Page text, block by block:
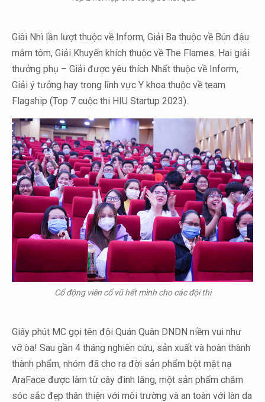
Giài Nhì lần lượt thuộc về Inform, Giải Ba thuộc về Bún đậu
mắm tôm, Giải Khuyến khích thuộc về The Flames. Hai giải
thưởng phụ – Giải được yêu thích Nhất thuộc về Inform,
Giải ý tưởng hay trong lĩnh vực Y khoa thuộc về team
Flagship (Top 7 cuộc thi HIU Startup 2023).
Cổ động viên cổ vũ hết mình cho các đội thi
Giây phút MC gọi tên đội Quán Quân DNDN niềm vui như
vỡ òa! Sau gần 4 tháng nghiên cứu, sản xuất và hoàn thành
thành phẩm, nhóm đã cho ra đời sản phẩm bột mặt nạ
AraFace được làm từ cây đinh lăng, một sản phẩm chăm
sóc sắc đẹp thân thiện với môi trường và an toàn với làn da